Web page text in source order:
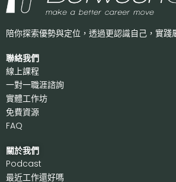
陪你探索優勢與定位，透過更認識自己， 實踐
聯絡我們
線上課程
一對一職涯諮詢
實體工作坊
免費資源
FAQ
關於我們
Podcast
最近工作還好嗎